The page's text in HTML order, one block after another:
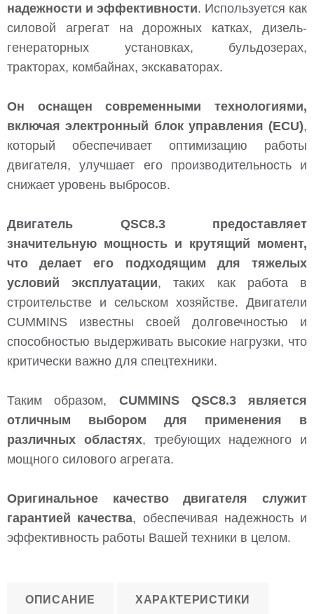
надежности и эффективности. Используется как
силовой агрегат на дорожных катках, дизель-
генераторных установках, бульдозерах,
тракторах, комбайнах, экскаваторах.
Он оснащен современными технологиями,
включая электронный блок управления (ECU),
который обеспечивает оптимизацию работы
двигателя, улучшает его производительность и
снижает уровень выбросов.
Двигатель QSC8.3 предоставляет
значительную мощность и крутящий момент,
что делает его подходящим для тяжелых
условий эксплуатации, таких как работа в
строительстве и сельском хозяйстве. Двигатели
CUMMINS известны своей долговечностью и
способностью выдерживать высокие нагрузки, что
критически важно для спецтехники.
Таким образом, CUMMINS QSC8.3 является
отличным выбором для применения в
различных областях, требующих надежного и
мощного силового агрегата.
Оригинальное качество двигателя служит
гарантией качества, обеспечивая надежность и
эффективность работы Вашей техники в целом.
ОПИСАНИЕ ХАРАКТЕРИСТИКИ